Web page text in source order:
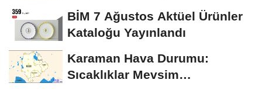
Uğurlandı
BİM 7 Ağustos Aktüel Ürünler
Kataloğu Yayınlandı
Karaman Hava Durumu:
Sıcaklıklar Mevsim